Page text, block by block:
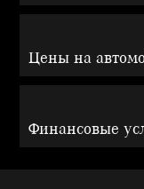
Цены на
Финансовые